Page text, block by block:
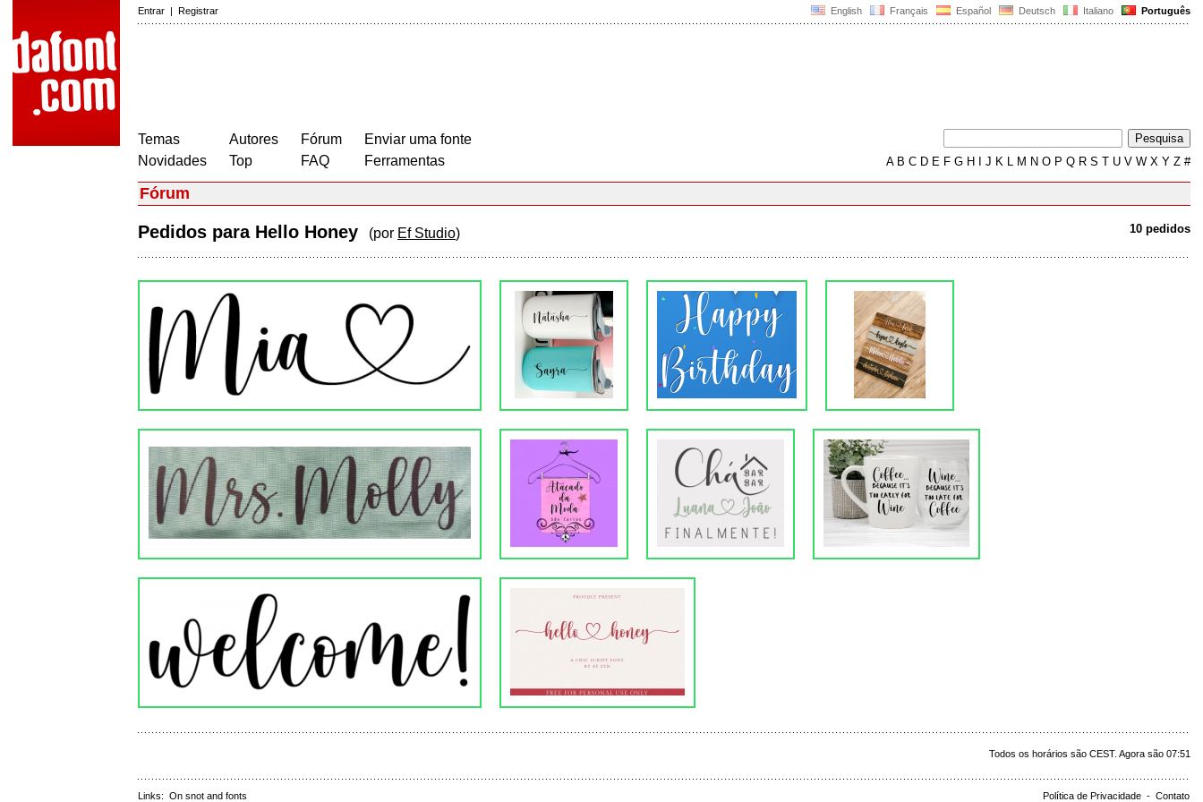
English Français Español Deutsch Italiano Português
Entrar | Registrar
Temas
Novidades
Autores
Top
Fórum
FAQ
Enviar uma fonte
Ferramentas
AB C D E F G H J K L M N O P Q R S T U V W X Y Z #
Fórum
10 pedidos
Pedidos para Hello Honey (por Ef Studio)
Todos os horários são CEST. Agora são 07:51
Política de Privacidade - Contato
Links: On snot and fonts